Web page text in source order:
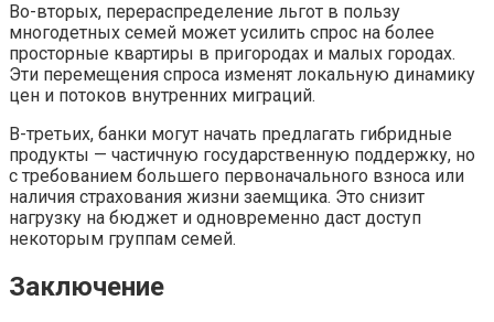
Во-вторых, перераспределение льгот в пользу
многодетных семей может усилить спрос на более
просторные квартиры в пригородах и малых городах.
Эти перемещения спроса изменят локальную динамику
цен и потоков внутренних миграций.
В-третьих, банки могут начать предлагать гибридные
продукты — частичную государственную поддержку, но
с требованием большего первоначального взноса или
наличия страхования жизни заемщика. Это снизит
нагрузку на бюджет и одновременно даст доступ
некоторым группам семей.
Заключение